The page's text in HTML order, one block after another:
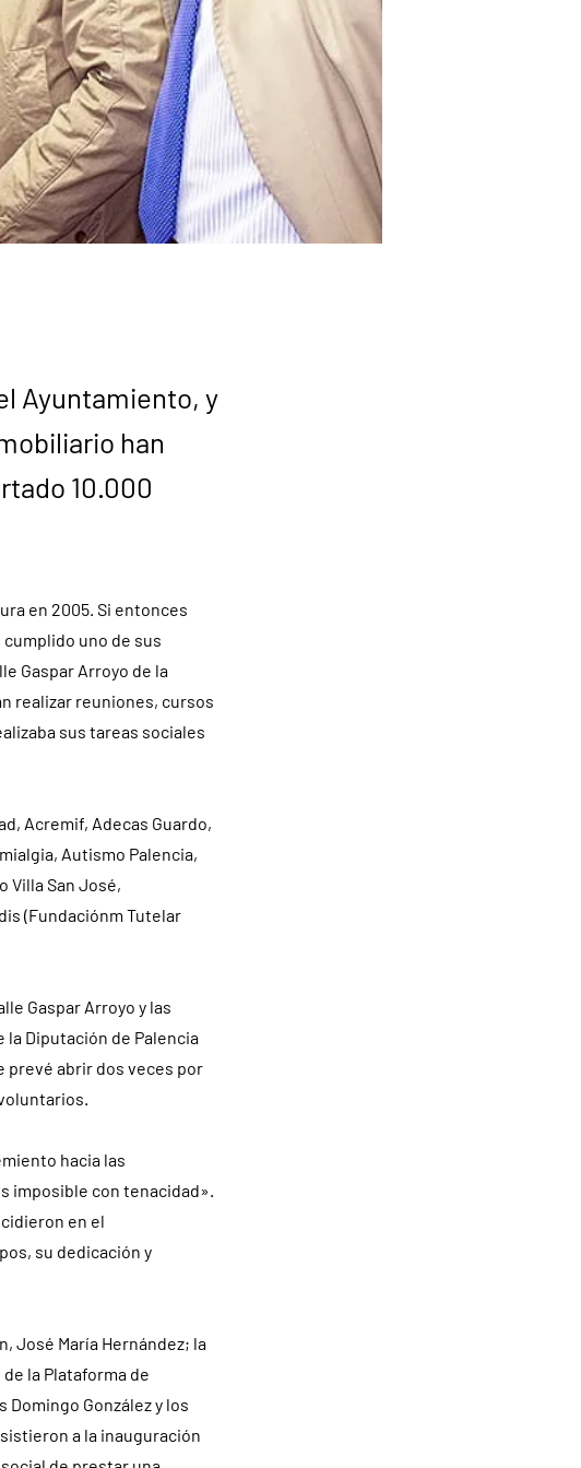
Ayuntamiento, y
han
10.000
en 2005. Si entonces
uno de sus
Gaspar Arroyo de la
realizar reuniones, cursos
sus tareas sociales
Acremif, Adecas Guardo,
Autismo Palencia,
Villa San José,
(Fundaciónm Tutelar
Gaspar Arroyo y las
Diputación de Palencia
prevé abrir dos veces por
hacia las
imposible con tenacidad».
en el
su dedicación y
José María Hernández; la
la Plataforma de
González y los
a la inauguración